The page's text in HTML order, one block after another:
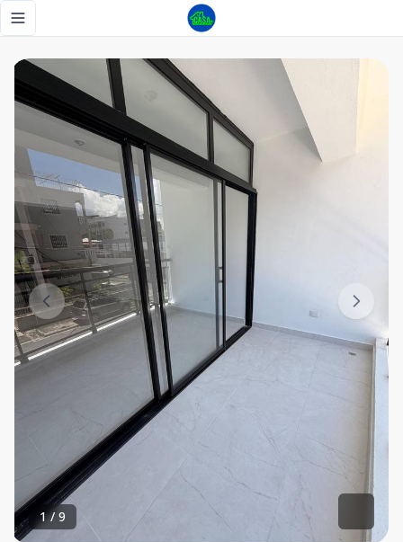
Toggle navigation menu
1/ 9
Villa Marina, Nuevo, 2 habitaciones, 2 parqueos - Tu Casa